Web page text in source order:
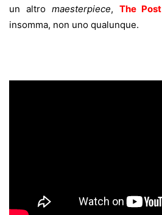
un altro maesterpiece, The Post
insomma, non uno qualunque.